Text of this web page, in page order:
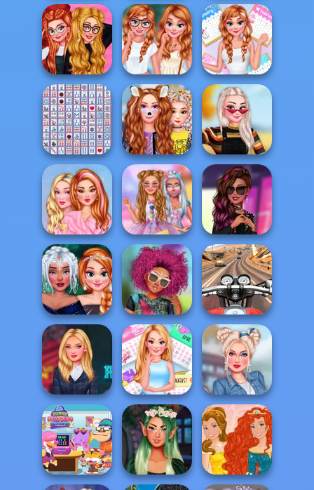
Design My Sporty
Chic Outfit
Fashion Dolls
Makeover
Fairyland
Fashion Dolls
Princesses
Tartan Love
Princess From
Zero To School
H...
All Year Round
Fashion Addict...
Mahjong
Connect Deluxe
Princesses
Dating App
Adventur...
Insta Princesses
Autumn Fair
Girls Pink Crush
TikTok Divas
Candy Style
Glam Rock
Fashion Dolls
Fantasy Looks
Afropunk
Princesses
Moto Road Rash
3D
Miradas de
Riverdale
Ellie All Year
Round Fashion
A...
Diseñar mi falda
plisada